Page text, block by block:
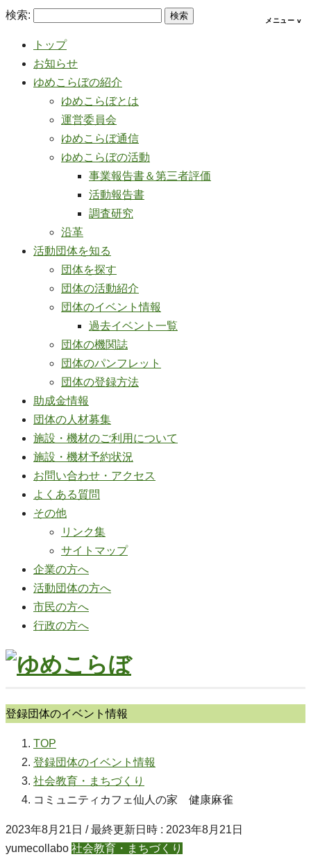
検索:
トップ
お知らせ
ゆめこらぼの紹介
ゆめこらぼとは
運営委員会
ゆめこらぼ通信
ゆめこらぼの活動
事業報告書＆第三者評価
活動報告書
調査研究
沿革
活動団体を知る
団体を探す
団体の活動紹介
団体のイベント情報
過去イベント一覧
団体の機関誌
団体のパンフレット
団体の登録方法
助成金情報
団体の人材募集
施設・機材のご利用について
施設・機材予約状況
お問い合わせ・アクセス
よくある質問
その他
リンク集
サイトマップ
企業の方へ
活動団体の方へ
市民の方へ
行政の方へ
登録団体のイベント情報
TOP
登録団体のイベント情報
社会教育・まちづくり
コミュニティカフェ仙人の家 健康麻雀
2023年8月21日 / 最終更新日時 : 2023年8月21日
yumecollabo 社会教育・まちづくり